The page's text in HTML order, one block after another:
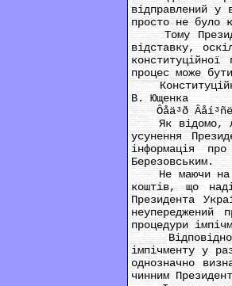
відправлений у
просто не було
Тому
відставку,
процес може
Конституційно-
В. Ющенка
Ôåä³ð
Як відомо,
усунення
інформація
Березовським.
Не маючи на
коштів, що
Президента
процедури
Відповідно
імпічменту у
однозначно
чинним